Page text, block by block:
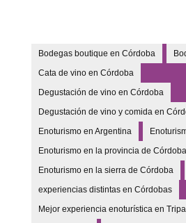
Bodegas boutique en Córdoba
Cata de vino en Córdoba
Degustación de vino en Córdoba
Degustación de vino y comida en
Enoturismo en Argentina
Enoturismo en la provincia de Córdoba
Enoturismo en la sierra de Córdoba
experiencias distintas en Córdobas
Mejor experiencia enoturística en